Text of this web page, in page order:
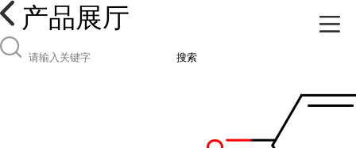
产品展厅
搜索